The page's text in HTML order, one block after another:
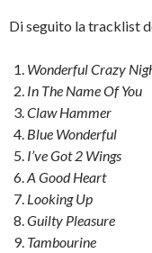
Di seguito la tracklist
Wonderful Crazy
In The Name Of You
Claw Hammer
Blue Wonderful
I’ve Got 2 Wings
A Good Heart
Looking Up
Guilty Pleasure
Tambourine